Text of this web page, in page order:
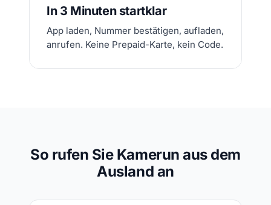
In 3 Minuten startklar
App laden, Nummer bestätigen, aufladen,
anrufen. Keine Prepaid-Karte, kein Code.
So rufen Sie Kamerun aus dem
Ausland an